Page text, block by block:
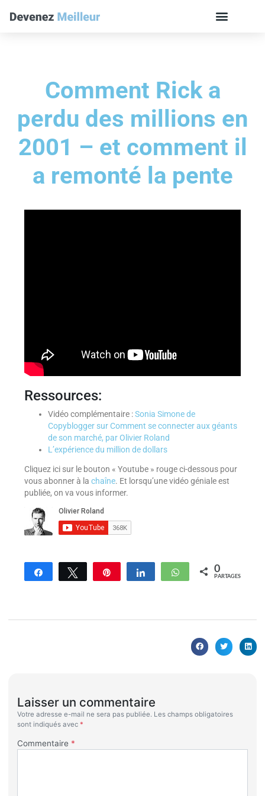
Comment Rick a
perdu des millions en
2001 – et comment il
a remonté la pente
Ressources:
Vidéo complémentaire :Sonia Simone de
Copyblogger sur Comment se connecter aux géants
de son marché, par Olivier Roland
L’expérience du million de dollars
Cliquez ici sur le bouton « Youtube » rouge ci-dessous pour
vous abonner à la chaîne. Et lorsqu’une vidéo géniale est
publiée, on va vous informer.
Partagez Tweetez Enregistrer Partagez WhatsApp
0
PARTAGES
Laisser un commentaire
Votre adresse e-mail ne sera pas publiée. Les champs obligatoires
sont indiqués avec *
Commentaire *